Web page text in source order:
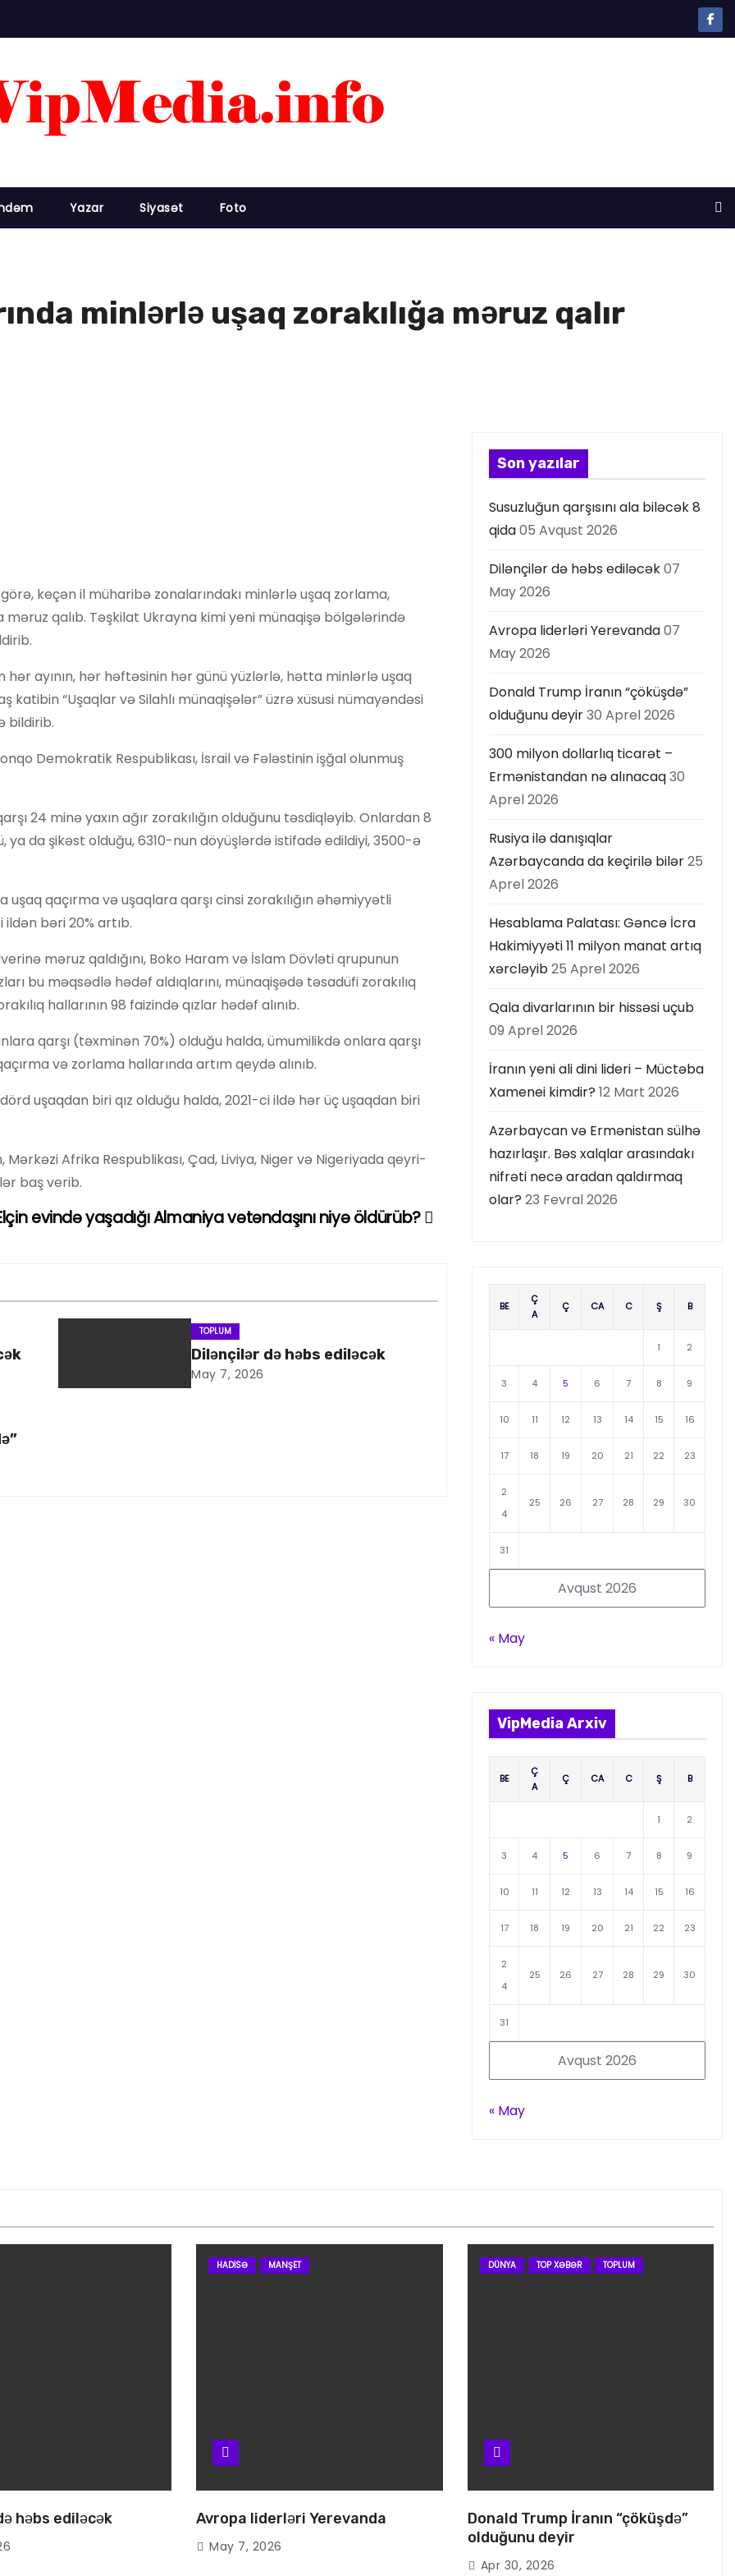
Yazar Siyasət Foto
minlərlə uşaq zorakılığa məruz qalır
keçən il müharibə zonalarındakı minlərlə uşaq zorlama,
qalıb. Təşkilat Ukrayna kimi yeni münaqişə bölgələrində
ayının, hər həftəsinin hər günü yüzlərlə, hətta minlərlə uşaq
katibin “Uşaqlar və Silahlı münaqişələr” üzrə xüsusi nümayəndəsi
bildirib.
Demokratik Respublikası, İsrail və Fələstinin işğal olunmuş
24 minə yaxın ağır zorakılığın olduğunu təsdiqləyib. Onlardan 8
ya da şikəst olduğu, 6310-nun döyüşlərdə istifadə edildiyi, 3500-ə
qaçırma və uşaqlara qarşı cinsi zorakılığın əhəmiyyətli
bəri 20% artıb.
məruz qaldığını, Boko Haram və İslam Dövləti qrupunun
bu məqsədlə hədəf aldıqlarını, münaqişədə təsadüfi zorakılıq
hallarının 98 faizində qızlar hədəf alınıb.
qarşı (təxminən 70%) olduğu halda, ümumilikdə onlara qarşı
və zorlama hallarında artım qeydə alınıb.
uşaqdan biri qız olduğu halda, 2021-ci ildə hər üç uşaqdan biri
Afrika Respublikası, Çad, Liviya, Niger və Nigeriyada qeyri-
baş verib.
evində yaşadığı Almaniya vətəndaşını niyə öldürüb?
TOPLUM
Dilənçilər də həbs ediləcək
May 7, 2026
Son yazılar
Susuzluğun qarşısını ala biləcək 8
qida05 Avqust 2026
Dilənçilər də həbs ediləcək07
May 2026
Avropa liderləri Yerevanda07
May 2026
Donald Trump İranın “çöküşdə”
olduğunu deyir30 Aprel 2026
300 milyon dollarlıq ticarət –
Ermənistandan nə alınacaq30
Aprel 2026
Rusiya ilə danışıqlar
Azərbaycanda da keçirilə bilər25
Aprel 2026
Hesablama Palatası: Gəncə İcra
Hakimiyyəti 11 milyon manat artıq
xərcləyib25 Aprel 2026
Qala divarlarının bir hissəsi uçub
09 Aprel 2026
İranın yeni ali dini lideri – Müctəba
Xamenei kimdir? 12 Mart 2026
Azərbaycan və Ermənistan sülhə
hazırlaşır. Bəs xalqlar arasındakı
nifrəti necə aradan qaldırmaq
olar? 23 Fevral 2026
Avqust 2026
BE
Ç
A
Ç CA C Ş B
1 2
3 4 5 6 7 8 9
10 11 12 13 14 15 16
17 18 19 20 21 22 23
2
4
25 26 27 28 29 30
31
« May
VipMedia Arxiv
Avqust 2026
BE
Ç
A
Ç CA C Ş B
1 2
3 4 5 6 7 8 9
10 11 12 13 14 15 16
17 18 19 20 21 22 23
2
4
25 26 27 28 29 30
31
« May
həbs ediləcək
HADISƏ MANŞET
Avropa liderləri Yerevanda
May 7, 2026
DÜNYA TOP XƏBƏR TOPLUM
Donald Trump İranın “çöküşdə”
olduğunu deyir
Apr 30, 2026